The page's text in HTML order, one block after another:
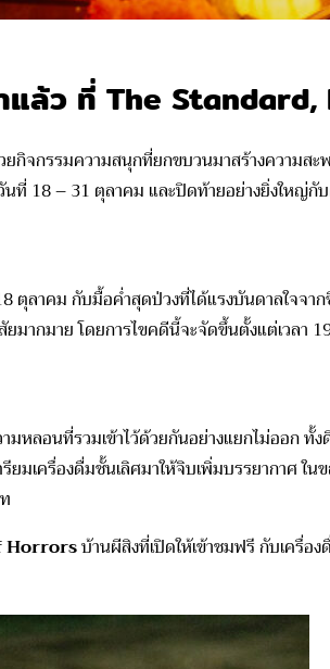
แล้ว ที่ The
ยกิจกรรมความสนุกที่ยกขบวนมาสร้างความสะ
นที่ 18 – 31 ตุลาคม และปิดท้ายอย่างยิ่งใหญ่
ตุลาคม กับมื้อค่ำสุดป่วงที่ได้แรงบันดาลใจจ
ากมาย โดยการไขคดีนี้จะจัดขึ้นตั้งแต่เวลา
หลอนที่รวมเข้าไว้ด้วยกันอย่างแยกไม่ออก ทั้
มเครื่องดื่มชั้นเลิศมาให้จิบเพิ่มบรรยากาศ
Horrorsบ้านผีสิงที่เปิดให้เข้าชมฟรี กับเครื่อ